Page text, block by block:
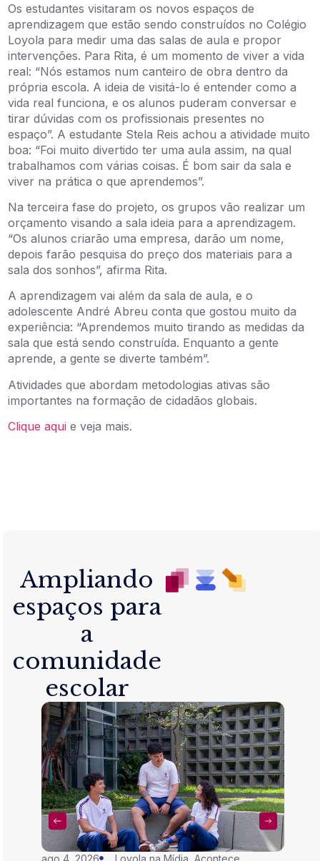
Os estudantes visitaram os novos espaços de
aprendizagem que estão sendo construídos no Colégio
Loyola para medir uma das salas de aula e propor
intervenções. Para Rita, é um momento de viver a vida
real: “Nós estamos num canteiro de obra dentro da
própria escola. A ideia de visitá-lo é entender como a
vida real funciona, e os alunos puderam conversar e
tirar dúvidas com os profissionais presentes no
espaço”. A estudante Stela Reis achou a atividade muito
boa: “Foi muito divertido ter uma aula assim, na qual
trabalhamos com várias coisas. É bom sair da sala e
viver na prática o que aprendemos”.
Na terceira fase do projeto, os grupos vão realizar um
orçamento visando a sala ideia para a aprendizagem.
“Os alunos criarão uma empresa, darão um nome,
depois farão pesquisa do preço dos materiais para a
sala dos sonhos”, afirma Rita.
A aprendizagem vai além da sala de aula, e o
adolescente André Abreu conta que gostou muito da
experiência: “Aprendemos muito tirando as medidas da
sala que está sendo construída. Enquanto a gente
aprende, a gente se diverte também”.
Atividades que abordam metodologias ativas são
importantes na formação de cidadãos globais.
Clique aqui e veja mais.
Ampliando
espaços para
a
comunidade
escolar
ago 4, 2026 Loyola na Mídia Acontece